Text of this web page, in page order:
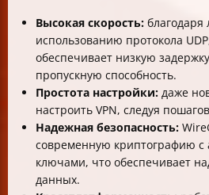
Высокая скорость: благодаря
использованию протокола
обеспечивает низкую
пропускную способность.
Простота настройки: даже
настроить VPN, следуя
Надежная безопасность:
современную криптографию
ключами, что обеспечивает
данных.